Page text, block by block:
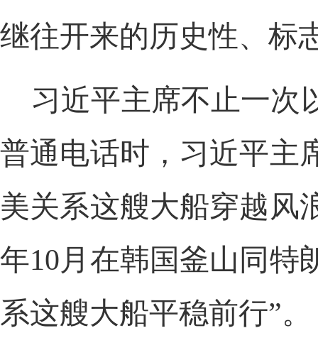
继往开来的历史性、标
习近平主席不止一次
普通电话时，习近平主
美关系这艘大船穿越风
年10月在韩国釜山同特
系这艘大船平稳前行”。